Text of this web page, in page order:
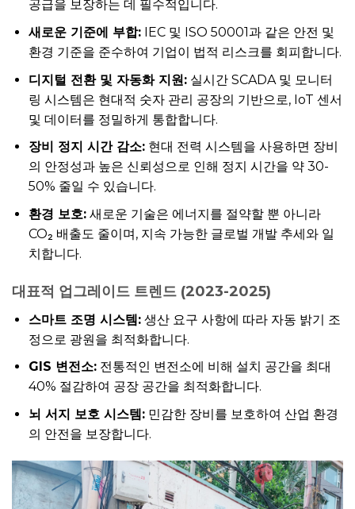
공급을 보장하는 데 필수적입니다.
새로운 기준에 부합:IEC 및 ISO 50001과 같은 안전 및
환경 기준을 준수하여 기업이 법적 리스크를 회피합니다.
디지털 전환 및 자동화 지원:실시간 SCADA 및 모니터
링 시스템은 현대적 숫자 관리 공장의 기반으로, IoT 센서
및 데이터를 정밀하게 통합합니다.
장비 정지 시간 감소:현대 전력 시스템을 사용하면 장비
의 안정성과 높은 신뢰성으로 인해 정지 시간을 약 30-
50% 줄일 수 있습니다.
환경 보호:새로운 기술은 에너지를 절약할 뿐 아니라
CO₂ 배출도 줄이며, 지속 가능한 글로벌 개발 추세와 일
치합니다.
대표적 업그레이드 트렌드 (2023-2025)
스마트 조명 시스템:생산 요구 사항에 따라 자동 밝기 조
정으로 광원을 최적화합니다.
GIS 변전소:전통적인 변전소에 비해 설치 공간을 최대
40% 절감하여 공장 공간을 최적화합니다.
뇌 서지 보호 시스템:민감한 장비를 보호하여 산업 환경
의 안전을 보장합니다.